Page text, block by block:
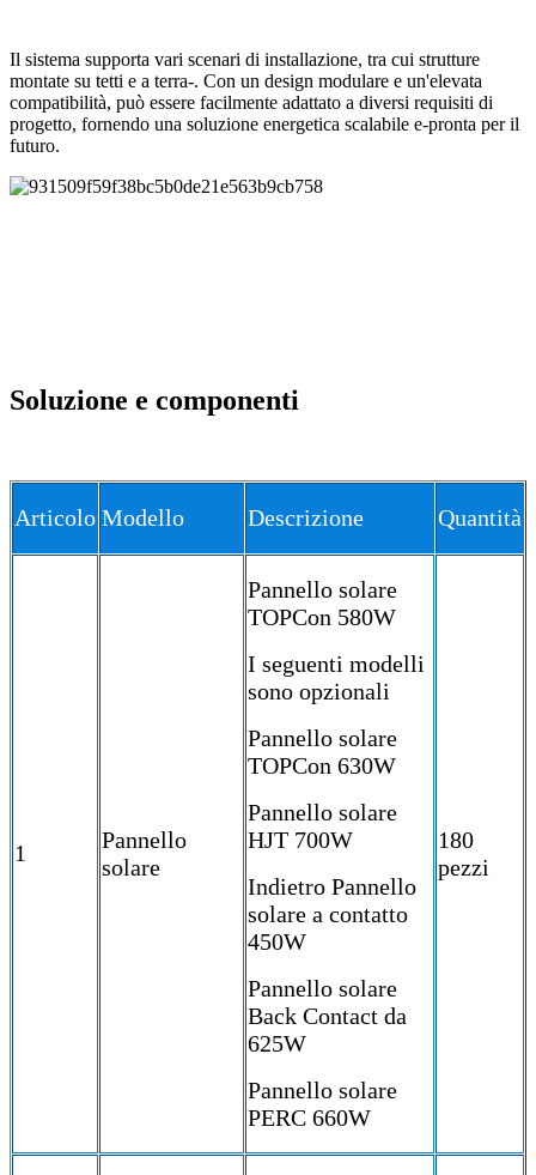
Il sistema supporta vari scenari di installazione, tra cui strutture
montate su tetti e a terra-. Con un design modulare e un'elevata
compatibilità, può essere facilmente adattato a diversi requisiti di
progetto, fornendo una soluzione energetica scalabile e-pronta per il
futuro.
Soluzione e componenti
Articolo Modello Descrizione Quantità
1
Pannello
solare
Pannello solare
TOPCon 580W
I seguenti modelli
sono opzionali
Pannello solare
TOPCon 630W
Pannello solare
HJT 700W
Indietro Pannello
solare a contatto
450W
Pannello solare
Back Contact da
625W
Pannello solare
PERC 660W
180
pezzi